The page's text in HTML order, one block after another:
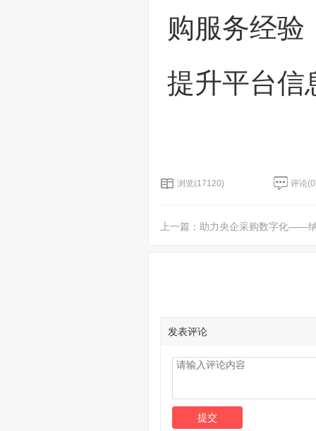
购服务经验
提升平台信
浏览(17120) 评论(0
上一篇： 助力央企采购数字化——
发表评论
提交